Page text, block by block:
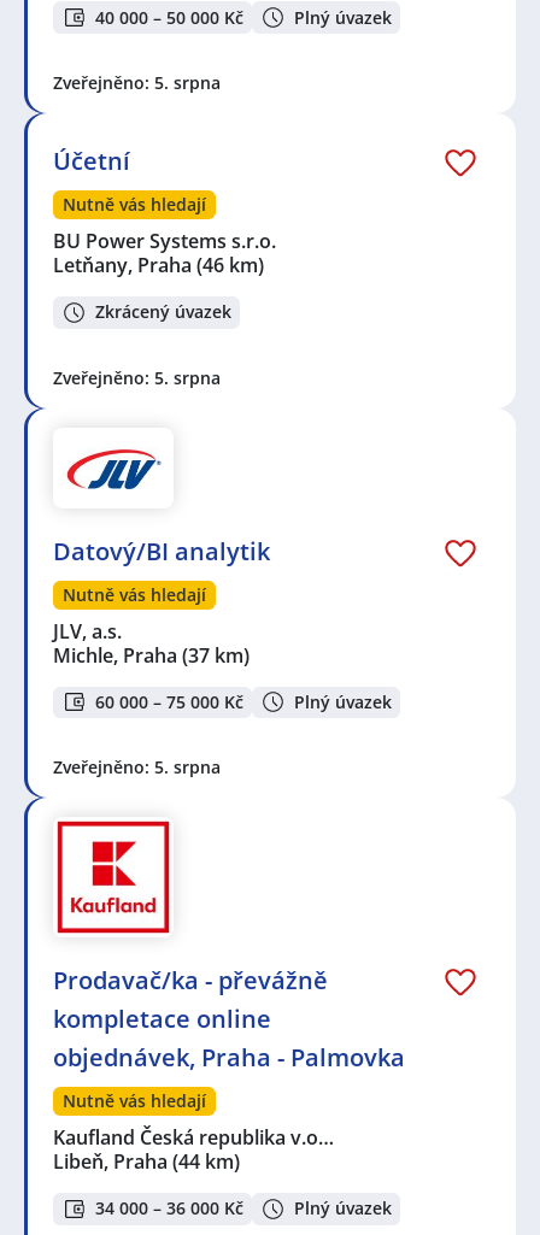
40 000 – 50 000 Kč Plný úvazek
Zveřejněno: 5. srpna
Účetní
Nutně vás hledají
BU Power Systems s.r.o.
Letňany, Praha (46 km)
Zkrácený úvazek
Zveřejněno: 5. srpna
Datový/BI analytik
Nutně vás hledají
JLV, a.s.
Michle, Praha (37 km)
60 000 – 75 000 Kč Plný úvazek
Zveřejněno: 5. srpna
Prodavač/ka - převážně
kompletace online
objednávek, Praha - Palmovka
Nutně vás hledají
Kaufland Česká republika v.o…
Libeň, Praha (44 km)
34 000 – 36 000 Kč Plný úvazek